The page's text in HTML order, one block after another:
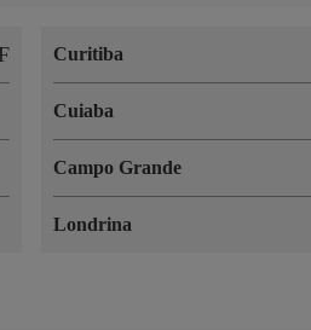
Curitiba
Cuiaba
Campo Grande
Londrina